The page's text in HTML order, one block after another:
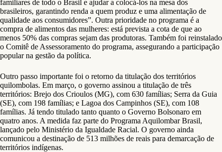
familiares de todo o Brasil e ajudar a colocá-los na mesa dos
brasileiros, garantindo renda a quem produz e uma alimentação de
qualidade aos consumidores”. Outra prioridade no programa é a
compra de alimentos das mulheres: está prevista a cota de que ao
menos 50% das compras sejam das produtoras. Também foi reinstalado
o Comitê de Assessoramento do programa, assegurando a participação
popular na gestão da política.
Outro passo importante foi o retorno da titulação dos territórios
quilombolas. Em março, o governo assinou a titulação de três
territórios: Brejo dos Crioulos (MG), com 630 famílias; Serra da Guia
(SE), com 198 famílias; e Lagoa dos Campinhos (SE), com 108
famílias. Já tendo titulado tanto quanto o Governo Bolsonaro em
quatro anos. A medida faz parte do Programa Aquilombar Brasil,
lançado pelo Ministério da Igualdade Racial. O governo ainda
comunicou a destinação de 513 milhões de reais para demarcação de
territórios indígenas.